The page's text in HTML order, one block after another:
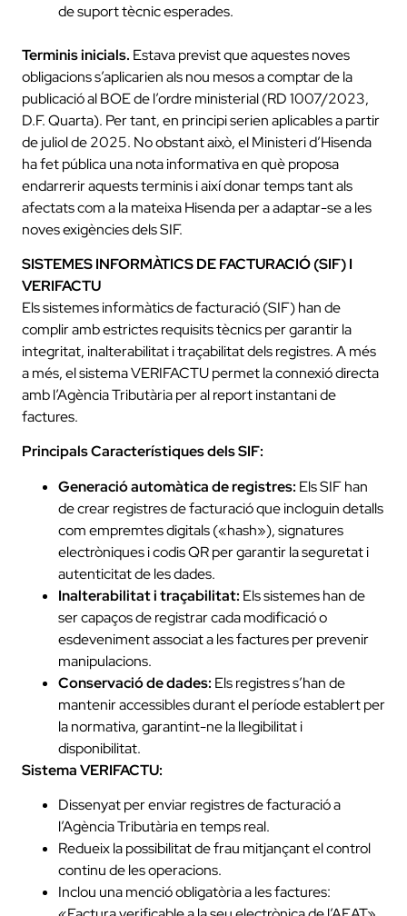
de suport tècnic esperades.
Terminis inicials. Estava previst que aquestes noves
obligacions s’aplicarien als nou mesos a comptar de la
publicació al BOE de l’ordre ministerial (RD 1007/2023,
D.F. Quarta). Per tant, en principi serien aplicables a partir
de juliol de 2025. No obstant això, el Ministeri d’Hisenda
ha fet pública una nota informativa en què proposa
endarrerir aquests terminis i així donar temps tant als
afectats com a la mateixa Hisenda per a adaptar-se a les
noves exigències dels SIF.
SISTEMES INFORMÀTICS DE FACTURACIÓ (SIF) I
VERIFACTU
Els sistemes informàtics de facturació (SIF) han de
complir amb estrictes requisits tècnics per garantir la
integritat, inalterabilitat i traçabilitat dels registres. A més
a més, el sistema VERIFACTU permet la connexió directa
amb l’Agència Tributària per al report instantani de
factures.
Principals Característiques dels SIF:
Generació automàtica de registres: Els SIF han
de crear registres de facturació que incloguin detalls
com empremtes digitals («hash»), signatures
electròniques i codis QR per garantir la seguretat i
autenticitat de les dades.
Inalterabilitat i traçabilitat: Els sistemes han de
ser capaços de registrar cada modificació o
esdeveniment associat a les factures per prevenir
manipulacions.
Conservació de dades: Els registres s’han de
mantenir accessibles durant el període establert per
la normativa, garantint-ne la llegibilitat i
disponibilitat.
Sistema VERIFACTU:
Dissenyat per enviar registres de facturació a
l’Agència Tributària en temps real.
Redueix la possibilitat de frau mitjançant el control
continu de les operacions.
Inclou una menció obligatòria a les factures: